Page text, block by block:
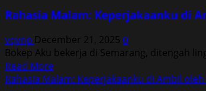
Keperjakaanku
Ambil
oleh
Istri
Bosku
Rahasia Malam: Keperjakaanku di
vqvnp December 21, 2025 0
Bokep Aku bekerja di Semarang, ditengah
Read MoreRead
more
Rahasia Malam: Keperjakaanku di Ambil